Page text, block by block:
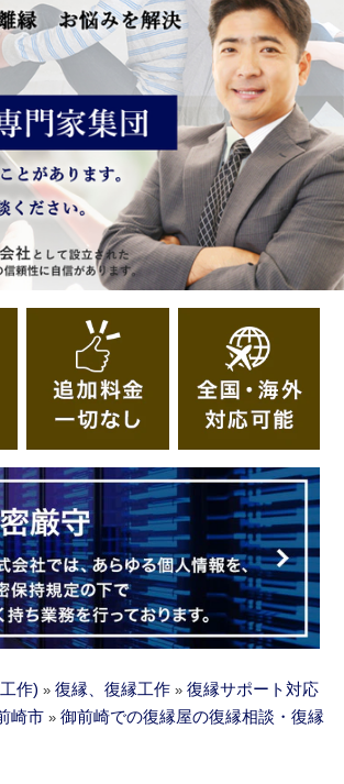
作) » 復縁、復縁工作 » 復縁サポート対応
崎市 » 御前崎での復縁屋の復縁相談・復縁